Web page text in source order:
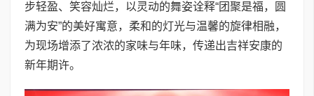
步轻盈、笑容灿烂，以灵动的舞姿诠释“团聚是福，圆
满为安”的美好寓意，柔和的灯光与温馨的旋律相融，
为现场增添了浓浓的家味与年味，传递出吉祥安康的
新年期许。